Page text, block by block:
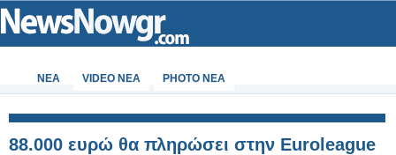
ΝΕΑ VIDEO NEA PHOTO NEA
88.000 ευρώ θα πληρώσει στην Euroleague